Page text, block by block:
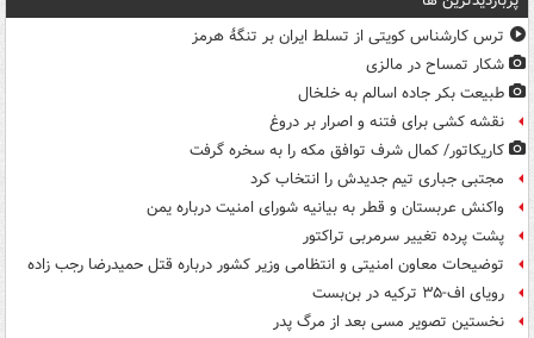
ترس کارشناس کویتی از تسلط ایران بر تنگۀ هرمز
شکار تمساح در مالزی
طبیعت بکر جاده اسالم به خلخال
نقشه کشی برای فتنه و اصرار بر دروغ
کاریکاتور/ کمال شرف توافق مکه را به سخره گرفت
مجتبی جباری تیم جدیدش را انتخاب کرد
واکنش عربستان و قطر به بیانیه شورای امنیت درباره یمن
پشت پرده تغییر سرمربی تراکتور
توضیحات معاون امنیتی و انتظامی وزیر کشور درباره قتل حمیدرضا رجب زاده
رویای اف-۳۵ ترکیه در بن‌بست
نخستین تصویر مسی بعد از مرگ پدر